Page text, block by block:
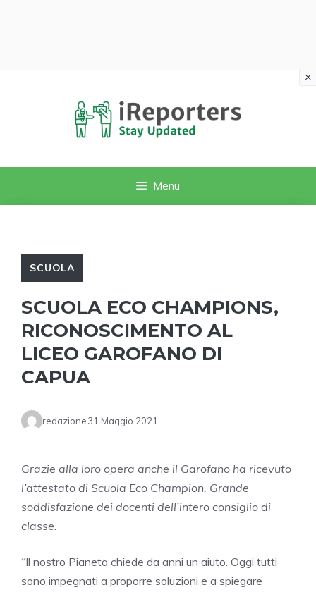
Menu
SCUOLA
SCUOLA ECO CHAMPIONS,
RICONOSCIMENTO AL
LICEO GAROFANO DI
CAPUA
redazione31 Maggio 2021
Grazie alla loro opera anche il Garofano ha ricevuto
l’attestato di Scuola Eco Champion. Grande
soddisfazione dei docenti dell’intero consiglio di
classe.
“Il nostro Pianeta chiede da anni un aiuto. Oggi tutti
sono impegnati a proporre soluzioni e a spiegare
×